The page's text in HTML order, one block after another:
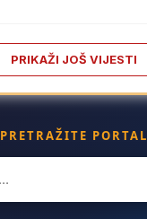
PRIKAŽI JOŠ VIJESTI
PRETRAŽITE PORTAL